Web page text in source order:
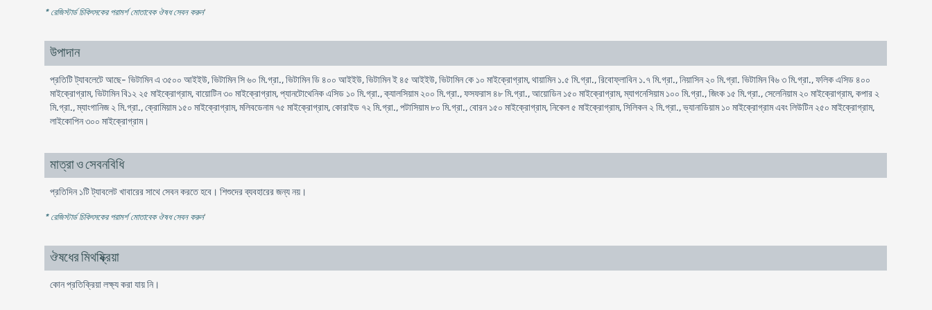
* রেজিস্টার্ড চিকিৎসকের পরামর্শ মোতাবেক ঔষধ সেবন করুন'
উপাদান
প্রতিটি ট্যাবলেটে আছে- ভিটামিন এ ৩৫০০ আইইউ, ভিটামিন সি ৬০ মি.গ্রা., ভিটামিন ডি ৪০০ আইইউ, ভিটামিন ই ৪৫ আইইউ, ভিটামিন কে ১০ মাইক্রোগ্রাম, থায়ামিন ১.৫ মি.গ্রা., রিবোফ্লাবিন ১.৭ মি.গ্রা., নিয়াসিন ২০ মি.গ্রা. ভিটামিন বি৬ ৩ মি.গ্রা., ফলিক এসিড ৪০০
মাইক্রোগ্রাম, ভিটামিন বি১২ ২৫ মাইক্রোগ্রাম, বায়োটিন ৩০ মাইক্রোগ্রাম, প্যানটোথেনিক এসিড ১০ মি.গ্রা., ক্যালসিয়াম ২০০ মি.গ্রা., ফসফরাস ৪৮ মি.গ্রা., আয়োডিন ১৫০ মাইক্রোগ্রাম, ম্যাগনেসিয়াম ১০০ মি.গ্রা., জিংক ১৫ মি.গ্রা., সেলেনিয়াম ২০ মাইক্রোগ্রাম, কপার ২
মি.গ্রা., ম্যাংগানিজ ২ মি.গ্রা., ক্রোমিয়াম ১৫০ মাইক্রোগ্রাম, মলিবডেনাম ৭৫ মাইক্রোগ্রাম, কোরাইড ৭২ মি.গ্রা., পটাসিয়াম ৮০ মি.গ্রা., বোরন ১৫০ মাইক্রোগ্রাম, নিকেল ৫ মাইক্রোগ্রাম, সিলিকন ২ মি.গ্রা., ভ্যানাডিয়াম ১০ মাইক্রোগ্রাম এবং লিউটিন ২৫০ মাইক্রোগ্রাম,
লাইকোপিন ৩০০ মাইক্রোগ্রাম।
মাত্রা ও সেবনবিধি
প্রতিদিন ১টি ট্যাবলেট খাবারের সাথে সেবন করতে হবে। শিশুদের ব্যবহারের জন্য নয়।
* রেজিস্টার্ড চিকিৎসকের পরামর্শ মোতাবেক ঔষধ সেবন করুন'
ঔষধের মিথষ্ক্রিয়া
কোন প্রতিক্রিয়া লক্ষ্য করা যায় নি।